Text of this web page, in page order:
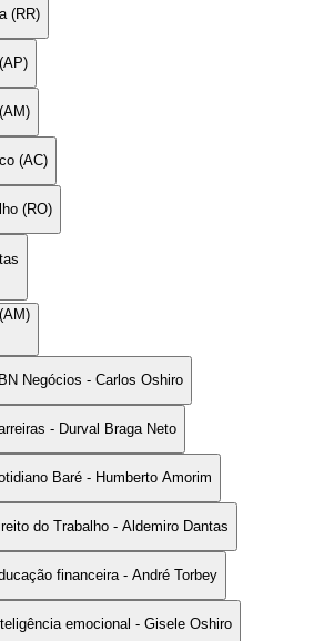
(RR)
(AC)
(RO)
Negócios - Carlos Oshiro
- Durval Braga Neto
Baré - Humberto Amorim
do Trabalho - Aldemiro Dantas
financeira - André Torbey
emocional - Gisele Oshiro